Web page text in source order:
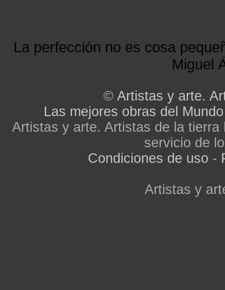
La perfección no es cosa
Miguel
© Artistas y arte.
Las mejores obras del Mundo
Artistas y arte. Artistas de la
servicio de
Condiciones de uso -
Artistas y